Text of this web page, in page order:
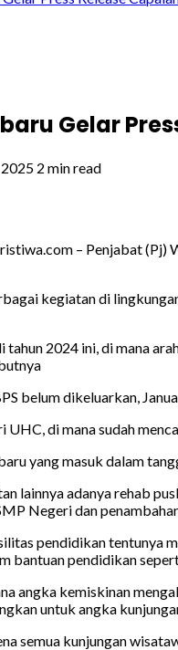
Gelar
2025 2 min read
– Penjabat (Pj)
kegiatan di
tahun 2024 ini, di mana
belum dikeluarkan,
UHC, di mana sudah
yang masuk dalam
lainnya adanya rehab
Negeri dan
pendidikan tentunya
bantuan pendidikan
angka kemiskinan
untuk angka
semua kunjungan